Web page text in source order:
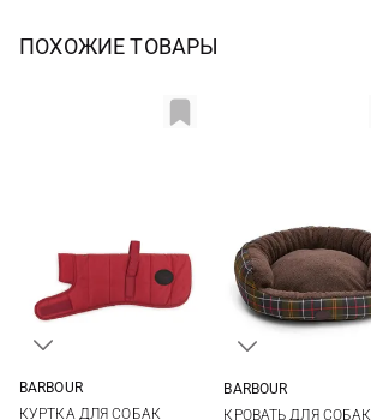
ПОХОЖИЕ ТОВАРЫ
BARBOUR
КУРТКА ДЛЯ СОБАК
BARBOUR
КРОВАТЬ ДЛЯ СОБАК